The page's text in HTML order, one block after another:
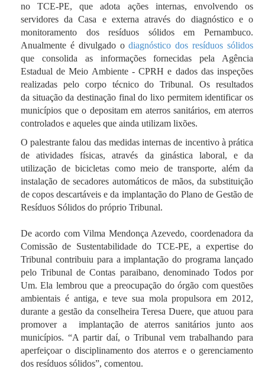
no TCE-PE, que adota ações internas, envolvendo os
servidores da Casa e externa através do diagnóstico e o
monitoramento dos resíduos sólidos em Pernambuco.
Anualmente é divulgado odiagnóstico dos resíduos sólidos
que consolida as informações fornecidas pela Agência
Estadual de Meio Ambiente - CPRH e dados das inspeções
realizadas pelo corpo técnico do Tribunal. Os resultados
da situação da destinação final do lixo permitem identificar os
municípios que o depositam em aterros sanitários, em aterros
controlados e aqueles que ainda utilizam lixões.
O palestrante falou das medidas internas de incentivo à prática
de atividades físicas, através da ginástica laboral, e da
utilização de bicicletas como meio de transporte, além da
instalação de secadores automáticos de mãos, da substituição
de copos descartáveis e da implantação do Plano de Gestão de
Resíduos Sólidos do próprio Tribunal.
De acordo com Vilma Mendonça Azevedo, coordenadora da
Comissão de Sustentabilidade do TCE-PE, a expertise do
Tribunal contribuiu para a implantação do programa lançado
pelo Tribunal de Contas paraibano, denominado Todos por
Um. Ela lembrou que a preocupação do órgão com questões
ambientais é antiga, e teve sua mola propulsora em 2012,
durante a gestão da conselheira Teresa Duere, que atuou para
promover a implantação de aterros sanitários junto aos
municípios. “A partir daí, o Tribunal vem trabalhando para
aperfeiçoar o disciplinamento dos aterros e o gerenciamento
dos resíduos sólidos”, comentou.